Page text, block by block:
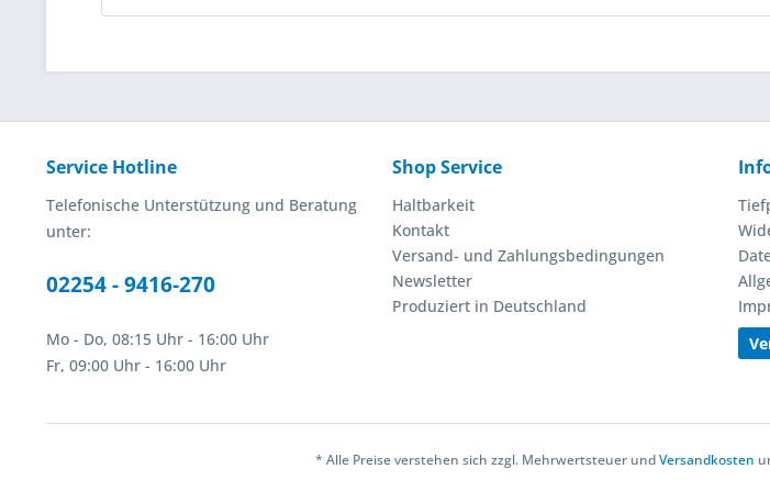
Service Hotline
Telefonische Unterstützung und Beratung
unter:
02254 - 9416-270
Mo - Do, 08:15 Uhr - 16:00 Uhr
Fr, 09:00 Uhr - 16:00 Uhr
Shop Service
Haltbarkeit
Kontakt
Versand- und Zahlungsbedingungen
Newsletter
Produziert in Deutschland
* Alle Preise verstehen sich zzgl. Mehrwertsteuer undVersandkosten